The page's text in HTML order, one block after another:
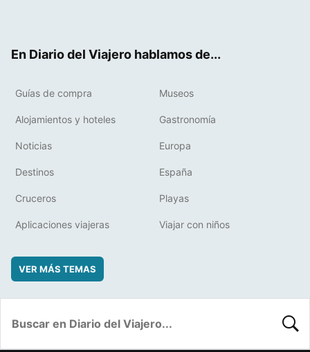
En Diario del Viajero hablamos de...
Guías de compra Museos
Alojamientos y hoteles Gastronomía
Noticias Europa
Destinos España
Cruceros Playas
Aplicaciones viajeras Viajar con niños
VER MÁS TEMAS